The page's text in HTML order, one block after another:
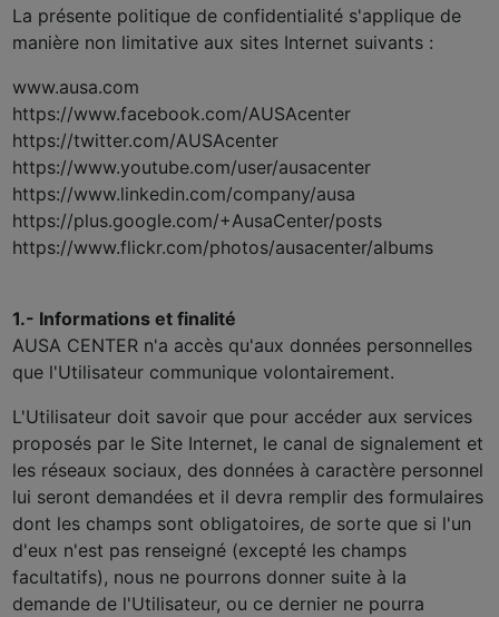
La présente politique de confidentialité s'applique de
manière non limitative aux sites Internet suivants :
www.ausa.com
https://www.facebook.com/AUSAcenter
https://twitter.com/AUSAcenter
https://www.youtube.com/user/ausacenter
https://www.linkedin.com/company/ausa
https://plus.google.com/+AusaCenter/posts
https://www.flickr.com/photos/ausacenter/albums
1.- Informations et finalité
AUSA CENTER n'a accès qu'aux données personnelles
que l'Utilisateur communique volontairement.
L'Utilisateur doit savoir que pour accéder aux services
proposés par le Site Internet, le canal de signalement et
les réseaux sociaux, des données à caractère personnel
lui seront demandées et il devra remplir des formulaires
dont les champs sont obligatoires, de sorte que si l'un
d'eux n'est pas renseigné (excepté les champs
facultatifs), nous ne pourrons donner suite à la
demande de l'Utilisateur, ou ce dernier ne pourra